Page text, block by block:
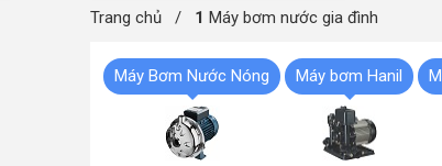
Trang chủ / 1 Máy bơm nước gia đình
Máy Bơm Nước Nóng Máy bơm Hanil